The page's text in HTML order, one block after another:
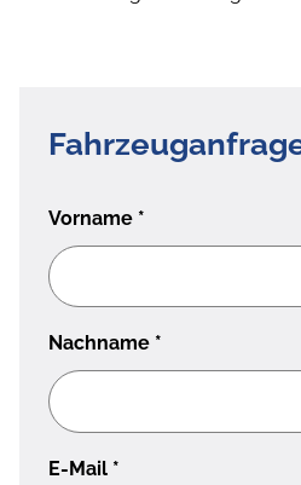
Vorname *
Nachname *
E-Mail *